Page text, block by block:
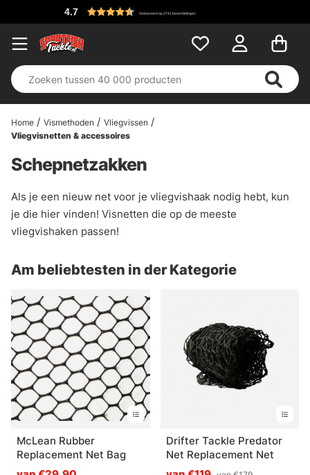
4.7 Gebaseerd op 2741 beoordelingen
Home Vismethoden
Vliegvissen
Vliegvisnetten & accessoires
Schepnetzakken
Als je een nieuw net voor je vliegvishaak nodig hebt, kun
je die hier vinden! Visnetten die op de meeste
vliegvishaken passen!
Am beliebtesten in der Kategorie
McLean Rubber
Replacement Net Bag
Drifter Tackle Predator
Net Replacement Net